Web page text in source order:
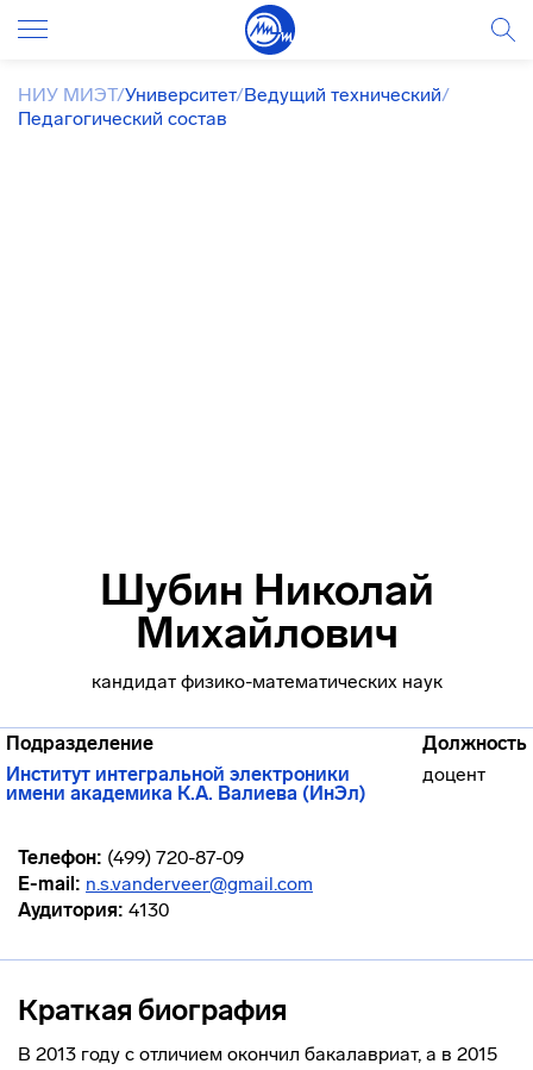
НИУ МИЭТ/Университет/Ведущий технический/
Педагогический состав
Шубин Николай
Михайлович
кандидат физико-математических наук
Подразделение
Должность
Институт интегральной электроники
имени академика К.А. Валиева (ИнЭл)
доцент
Телефон: (499) 720-87-09
E-mail: n.s.vanderveer@gmail.com
Аудитория: 4130
Краткая биография
В 2013 году с отличием окончил бакалавриат, а в 2015